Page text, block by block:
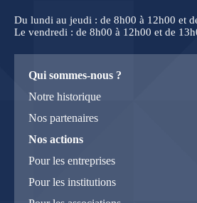
Du lundi au jeudi : de 8h00 à 12h00 et
Le vendredi : de 8h00 à 12h00 et de
Qui sommes-nous ?
Notre historique
Nos partenaires
Nos actions
Pour les entreprises
Pour les institutions